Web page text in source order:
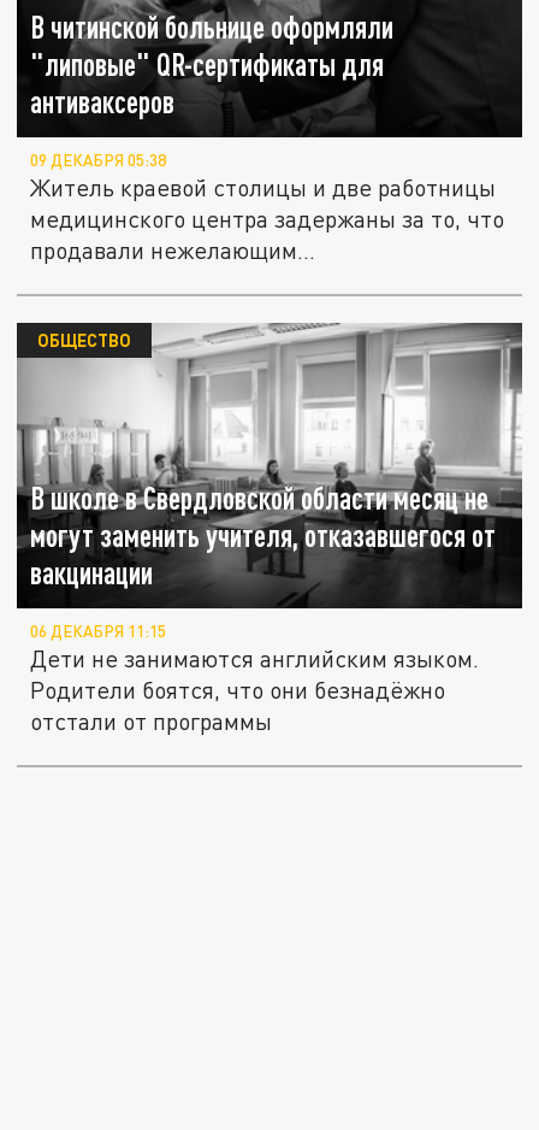
В читинской больнице оформляли
"липовые" QR-сертификаты для
антиваксеров
09 ДЕКАБРЯ 05:38
Житель краевой столицы и две работницы
медицинского центра задержаны за то, что
продавали нежелающим...
В школе в Свердловской области месяц не
могут заменить учителя, отказавшегося от
вакцинации
ОБЩЕСТВО
06 ДЕКАБРЯ 11:15
Дети не занимаются английским языком.
Родители боятся, что они безнадёжно
отстали от программы